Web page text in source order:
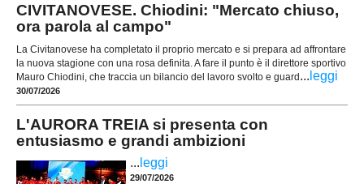
CIVITANOVESE. Chiodini: "Mercato chiuso,
ora parola al campo"
La Civitanovese ha completato il proprio mercato e si prepara ad affrontare
la nuova stagione con una rosa definita. A fare il punto è il direttore sportivo
Mauro Chiodini, che traccia un bilancio del lavoro svolto e guard ... leggi
30/07/2026
L'AURORA TREIA si presenta con
entusiasmo e grandi ambizioni
... leggi
29/07/2026